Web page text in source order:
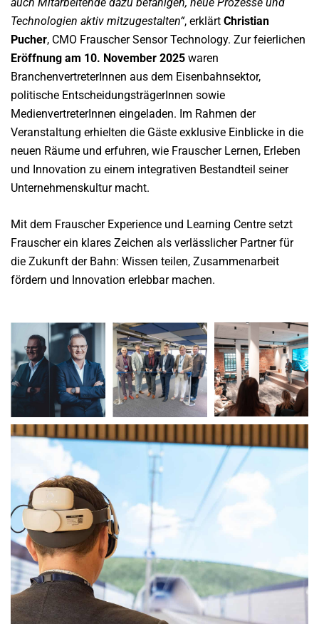
Technologien aktiv mitzugestalten“, erklärt Christian
Pucher, CMO Frauscher Sensor Technology. Zur feierlichen
Eröffnung am 10. November 2025 waren
BranchenvertreterInnen aus dem Eisenbahnsektor,
politische EntscheidungsträgerInnen sowie
MedienvertreterInnen eingeladen. Im Rahmen der
Veranstaltung erhielten die Gäste exklusive Einblicke in die
neuen Räume und erfuhren, wie Frauscher Lernen, Erleben
und Innovation zu einem integrativen Bestandteil seiner
Unternehmenskultur macht.
Mit dem Frauscher Experience und Learning Centre setzt
Frauscher ein klares Zeichen als verlässlicher Partner für
die Zukunft der Bahn: Wissen teilen, Zusammenarbeit
fördern und Innovation erlebbar machen.